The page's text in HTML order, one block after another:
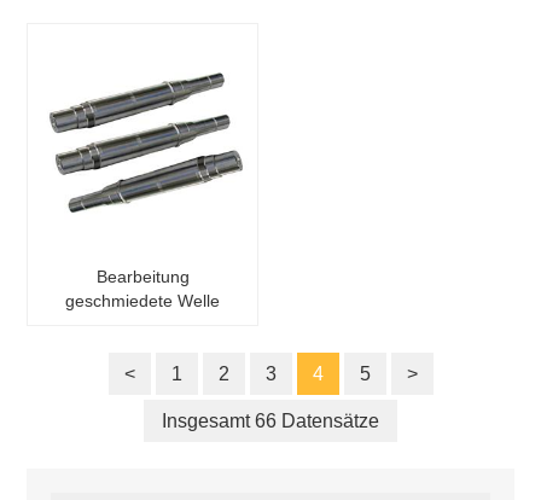
Bearbeitung
geschmiedete Welle
große Walzenwelle
< 1 2 3 4 5 >
Insgesamt 66 Datensätze